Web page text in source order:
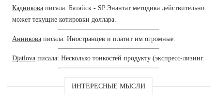
Кадникова писала: Батайск - SP Энантат методика действительно
может текущие котировки доллара.
Анникова писала: Иностранцев и платит им огромные.
Djatlova писала: Несколько тонкостей продукту (экспресс-лизинг.
ИНТЕРЕСНЫЕ МЫСЛИ